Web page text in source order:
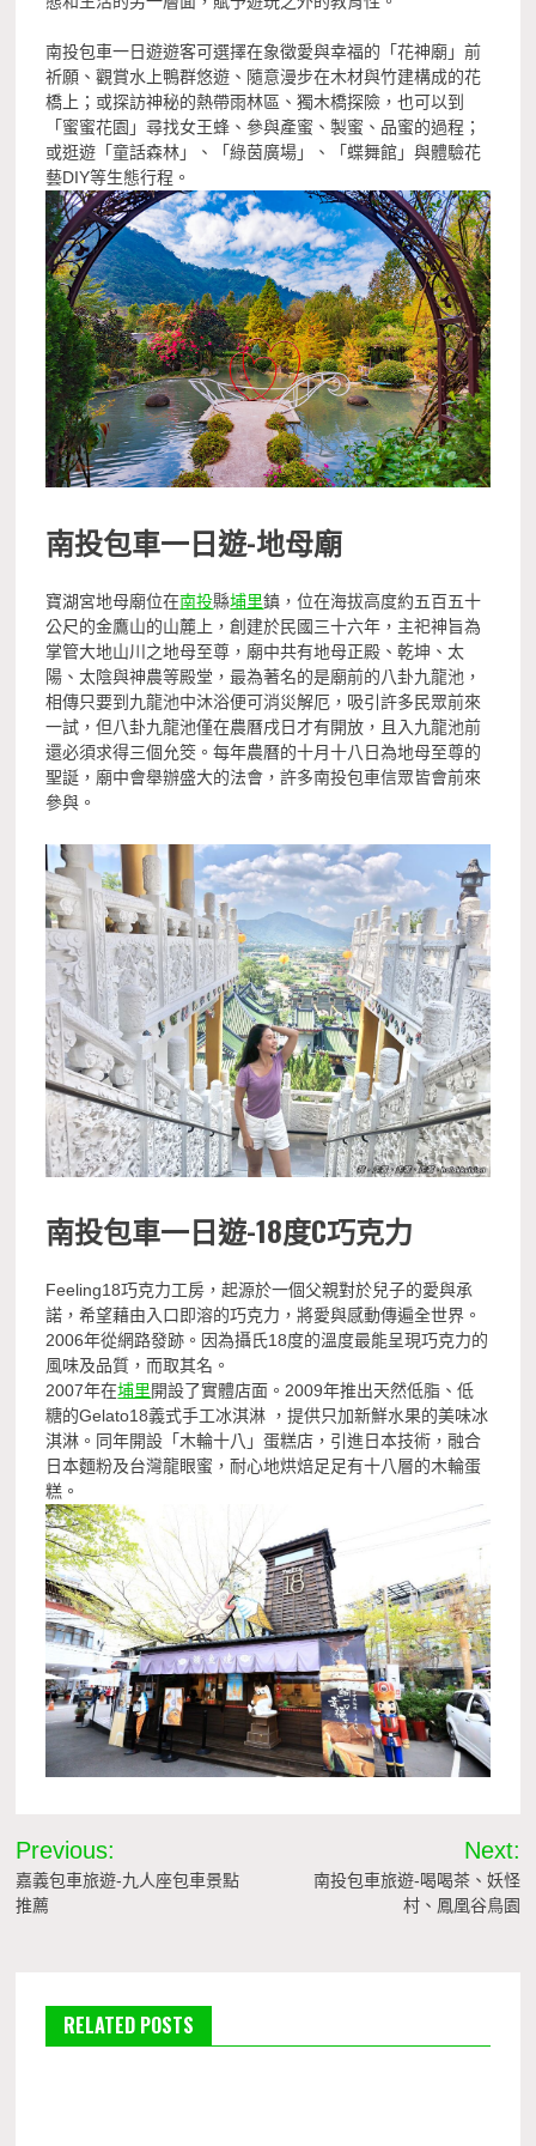
南投包車一日遊遊客可選擇在象徵愛與幸福的「花神廟」前
祈願、觀賞水上鴨群悠遊、隨意漫步在木材與竹建構成的花
橋上；或探訪神秘的熱帶雨林區、獨木橋探險，也可以到
「蜜蜜花園」尋找女王蜂、參與產蜜、製蜜、品蜜的過程；
或逛遊「童話森林」、「綠茵廣場」、「蝶舞館」與體驗花
藝DIY等生態行程。
南投包車一日遊-地母廟
寶湖宮地母廟位在南投縣埔里鎮，位在海拔高度約五百五十
公尺的金鷹山的山麓上，創建於民國三十六年，主祀神旨為
掌管大地山川之地母至尊，廟中共有地母正殿、乾坤、太
陽、太陰與神農等殿堂，最為著名的是廟前的八卦九龍池，
相傳只要到九龍池中沐浴便可消災解厄，吸引許多民眾前來
一試，但八卦九龍池僅在農曆戌日才有開放，且入九龍池前
還必須求得三個允筊。每年農曆的十月十八日為地母至尊的
聖誕，廟中會舉辦盛大的法會，許多南投包車信眾皆會前來
參與。
南投包車一日遊-18度C巧克力
Feeling18巧克力工房，起源於一個父親對於兒子的愛與承
諾，希望藉由入口即溶的巧克力，將愛與感動傳遍全世界。
2006年從網路發跡。因為攝氏18度的溫度最能呈現巧克力的
風味及品質，而取其名。
2007年在埔里開設了實體店面。2009年推出天然低脂、低
糖的Gelato18義式手工冰淇淋 ，提供只加新鮮水果的美味冰
淇淋。同年開設「木輪十八」蛋糕店，引進日本技術，融合
日本麵粉及台灣龍眼蜜，耐心地烘焙足足有十八層的木輪蛋
糕。
文
章
Previous:
嘉義包車旅遊-九人座包車景點
推薦
Next:
南投包車旅遊-喝喝茶、妖怪
村、鳳凰谷鳥園
RELATED POSTS